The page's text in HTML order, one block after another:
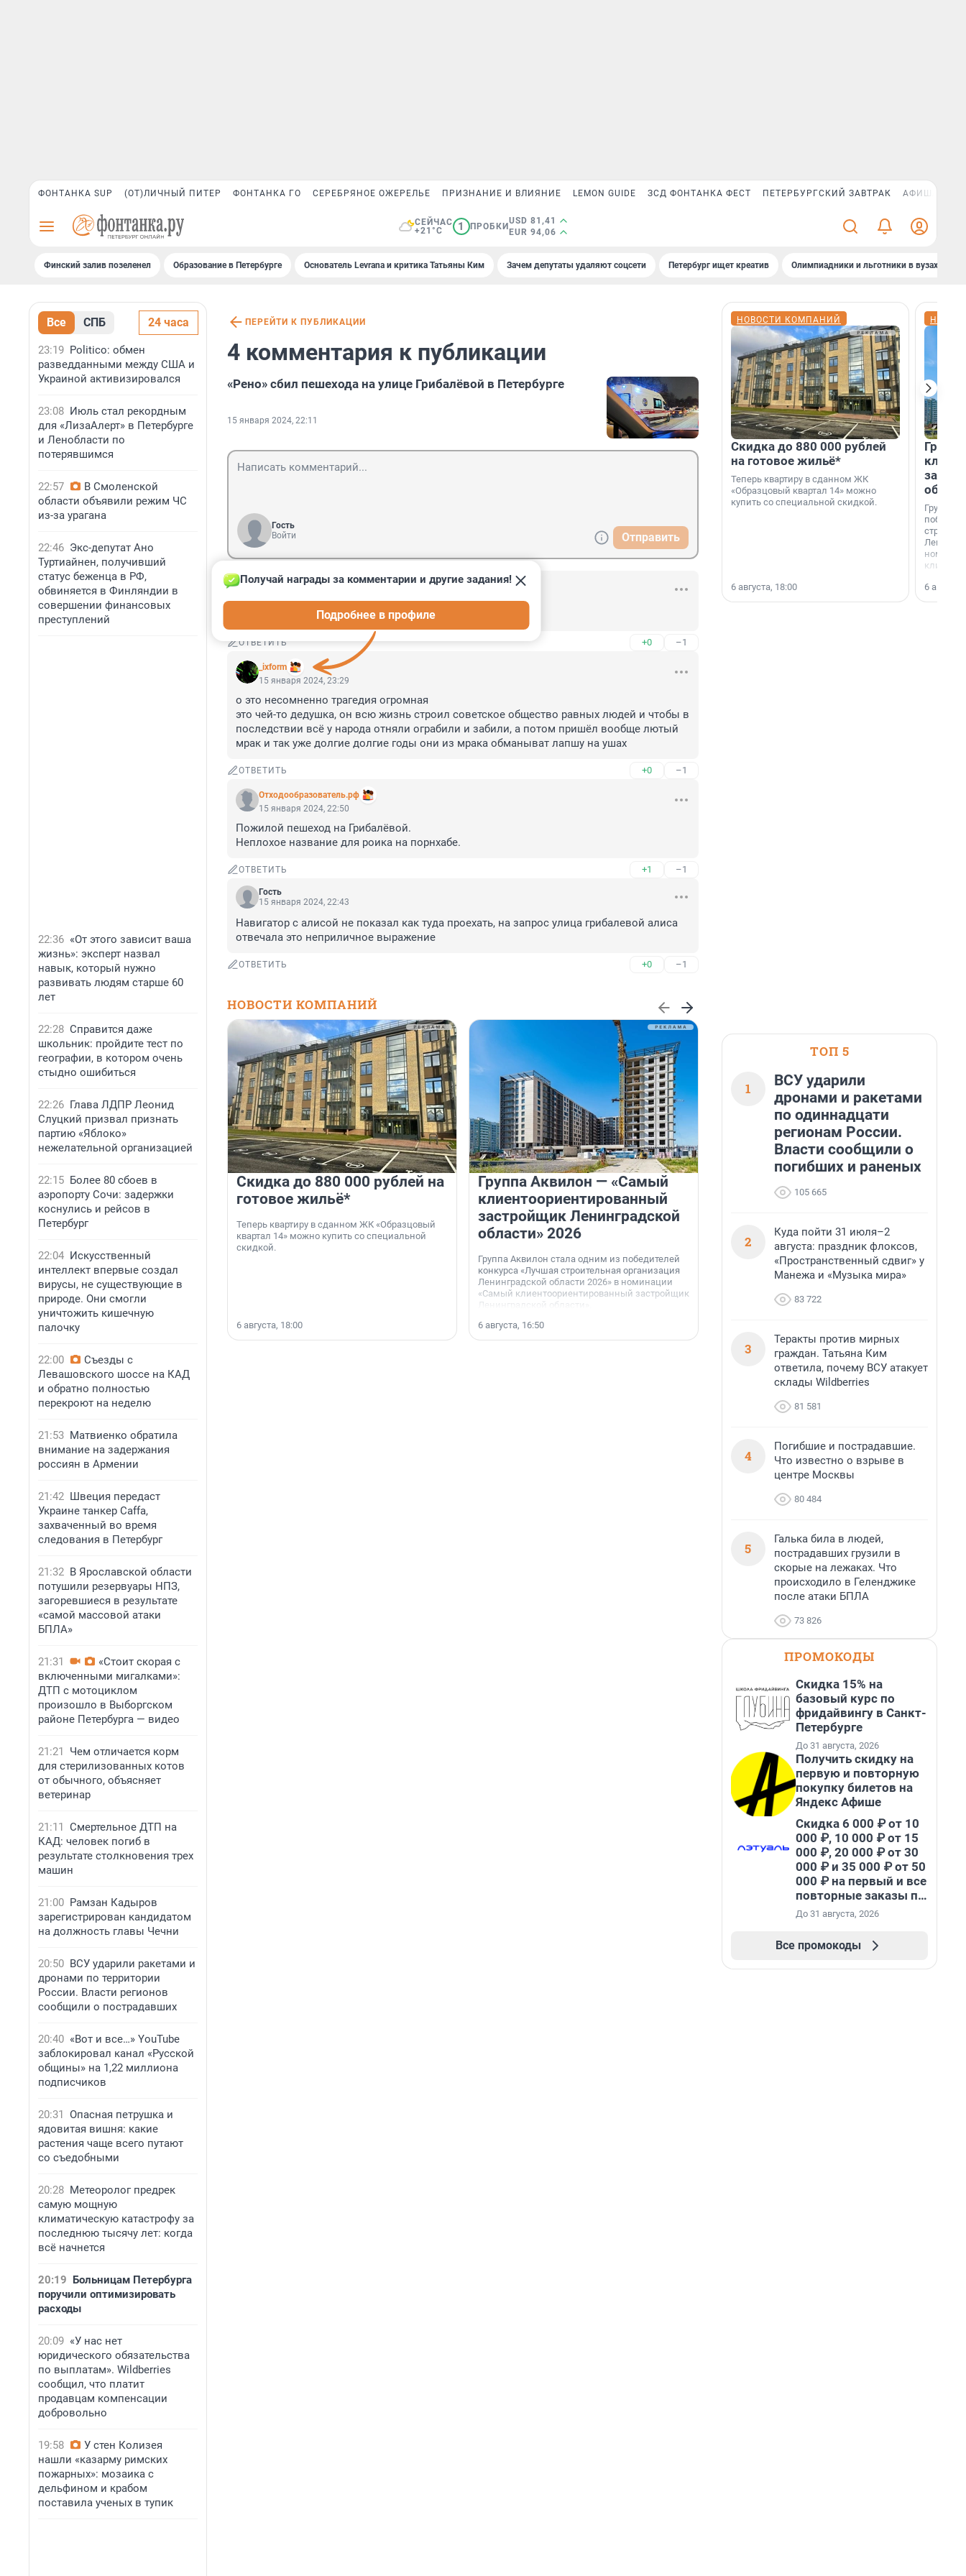
ФОНТАНКА SUP (ОТ)ЛИЧНЫЙ ПИТЕР ФОНТАНКА ГО СЕРЕБРЯНОЕ ОЖЕРЕЛЬЕ ПРИЗНАНИЕ И ВЛИЯНИЕ LEMON GUIDE ЗСД ФОНТАНКА ФЕСТ ПЕТЕРБУРГСКИЙ ЗАВТРАК АФИША PLUS
СЕЙЧАС
+21°C
1 ПРОБКИ
USD 81,41
EUR 94,06
Финский залив позеленел Образование в Петербурге Основатель Levrana и критика Татьяны Ким Зачем депутаты удаляют соцсети Петербург ищет креатив Олимпиадники и льготники в вузах СПб
Все СПБ 24 часа
23:19 Politico: обмен
разведданными между США и
Украиной активизировался
23:08 Июль стал рекордным
для «ЛизаАлерт» в Петербурге
и Ленобласти по
потерявшимся
22:57
В Смоленской
области объявили режим ЧС
из-за урагана
22:46 Экс-депутат Ано
Туртиайнен, получивший
статус беженца в РФ,
обвиняется в Финляндии в
совершении финансовых
преступлений
22:36 «От этого зависит ваша
жизнь»: эксперт назвал
навык, который нужно
развивать людям старше 60
лет
22:28 Справится даже
школьник: пройдите тест по
географии, в котором очень
стыдно ошибиться
22:26 Глава ЛДПР Леонид
Слуцкий призвал признать
партию «Яблоко»
нежелательной организацией
22:15 Более 80 сбоев в
аэропорту Сочи: задержки
коснулись и рейсов в
Петербург
22:04 Искусственный
интеллект впервые создал
вирусы, не существующие в
природе. Они смогли
уничтожить кишечную
палочку
22:00
Съезды с
Левашовского шоссе на КАД
и обратно полностью
перекроют на неделю
21:53 Матвиенко обратила
внимание на задержания
россиян в Армении
21:42 Швеция передаст
Украине танкер Caffa,
захваченный во время
следования в Петербург
21:32 В Ярославской области
потушили резервуары НПЗ,
загоревшиеся в результате
«самой массовой атаки
БПЛА»
21:31
«Стоит скорая с
включенными мигалками»:
ДТП с мотоциклом
произошло в Выборгском
районе Петербурга — видео
21:21
Чем отличается корм
для стерилизованных котов
от обычного, объясняет
ветеринар
21:11 Смертельное ДТП на
КАД: человек погиб в
результате столкновения трех
машин
21:00 Рамзан Кадыров
зарегистрирован кандидатом
на должность главы Чечни
20:50 ВСУ ударили ракетами и
дронами по территории
России. Власти регионов
сообщили о пострадавших
20:40 «Вот и все…» YouTube
заблокировал канал «Русской
общины» на 1,22 миллиона
подписчиков
20:31 Опасная петрушка и
ядовитая вишня: какие
растения чаще всего путают
со съедобными
20:28 Метеоролог предрек
самую мощную
климатическую катастрофу за
последнюю тысячу лет: когда
всё начнется
20:19 Больницам Петербурга
поручили оптимизировать
расходы
20:09 «У нас нет
юридического обязательства
по выплатам». Wildberries
сообщил, что платит
продавцам компенсации
добровольно
19:58
У стен Колизея
нашли «казарму римских
пожарных»: мозаика с
дельфином и крабом
поставила ученых в тупик
ПЕРЕЙТИ К ПУБЛИКАЦИИ
4 комментария к публикации
«Рено» сбил пешехода на улице Грибалёвой в Петербурге
15 января 2024, 22:11
Гость
Войти
Отправить
Гость
Очередной поэт што-ли?
ОТВЕТИТЬ +0 –1
_ixform
Получай награды за комментарии и другие задания!
Подробнее в профиле
15 января 2024, 23:29
о это несомненно трагедия огромная
это чей-то дедушка, он всю жизнь строил советское общество равных людей и чтобы в
последствии всё у народа отняли ограбили и забили, а потом пришёл вообще лютый
мрак и так уже долгие долгие годы они из мрака обманыват лапшу на ушах
ОТВЕТИТЬ +0 –1
Отходообразователь.рф
15 января 2024, 22:50
Пожилой пешеход на Грибалёвой.
Неплохое название для роика на порнхабе.
ОТВЕТИТЬ +1 –1
Гость
15 января 2024, 22:43
Навигатор с алисой не показал как туда проехать, на запрос улица грибалевой алиса
отвечала это неприличное выражение
ОТВЕТИТЬ +0 –1
НОВОСТИ КОМПАНИЙ
Скидка до 880 000 рублей на
готовое жильё*
Теперь квартиру в сданном ЖК «Образцовый
квартал 14» можно купить со специальной
скидкой.
6 августа, 18:00
Группа Аквилон — «Самый
клиентоориентированный
застройщик Ленинградской
области» 2026
Группа Аквилон стала одним из победителей
конкурса «Лучшая строительная организация
Ленинградской области 2026» в номинации
«Самый клиентоориентированный застройщик
Ленинградской области».
6 августа, 16:50
«Лучший проект КРТ»
Ленобласти — микрорайон
Победителем профессионального конкурса
«Лучшая строительная организация 2025 года»
в номинации «За лучший проект комплексного
развития территорий» стал жилой микрорайон
НОВОСТИ КОМПАНИЙ
Скидка до 880 000 рублей
на готовое жильё*
Теперь квартиру в сданном ЖК
«Образцовый квартал 14» можно
купить со специальной скидкой.
6 августа, 18:00
Группа
области».
6
ТОП 5
1
ВСУ ударили
дронами и ракетами
по одиннадцати
регионам России.
Власти сообщили о
погибших и раненых
105 665
2
Куда пойти 31 июля–2
августа: праздник флоксов,
«Пространственный сдвиг» у
Манежа и «Музыка мира»
83 722
3
Теракты против мирных
граждан. Татьяна Ким
ответила, почему ВСУ атакует
склады Wildberries
81 581
4
Погибшие и пострадавшие.
Что известно о взрыве в
центре Москвы
80 484
5
Галька била в людей,
пострадавших грузили в
скорые на лежаках. Что
происходило в Геленджике
после атаки БПЛА
73 826
ПРОМОКОДЫ
Скидка 15% на
базовый курс по
фридайвингу в Санкт-
Петербурге
До 31 августа, 2026
Получить скидку на
первую и повторную
покупку билетов на
Яндекс Афише
Скидка 6 000 ₽ от 10
000 ₽, 10 000 ₽ от 15
000 ₽, 20 000 ₽ от 30
000 ₽ и 35 000 ₽ от 50
000 ₽ на первый и все
повторные заказы по
промокоду НАБЕРИ
До 31 августа, 2026
Все промокоды